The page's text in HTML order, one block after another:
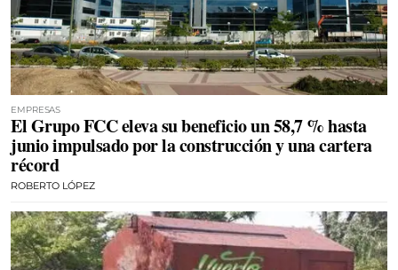
EMPRESAS
El Grupo FCC eleva su beneficio un 58,7 % hasta
junio impulsado por la construcción y una cartera
récord
ROBERTO LÓPEZ